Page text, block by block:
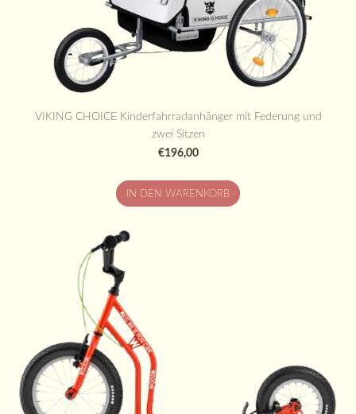
VIKING CHOICE Kinderfahrradanhänger mit Federung und
zwei Sitzen
€196,00
IN DEN WARENKORB